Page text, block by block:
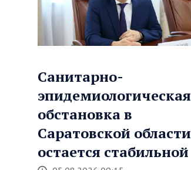
Санитарно-
эпидемиологическая
обстановка в
Саратовской области
остается стабильной